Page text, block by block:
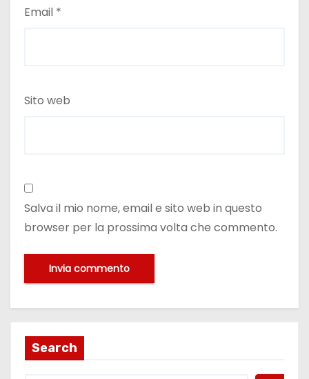
Email *
Sito web
Salva il mio nome, email e sito web in questo
browser per la prossima volta che commento.
Search